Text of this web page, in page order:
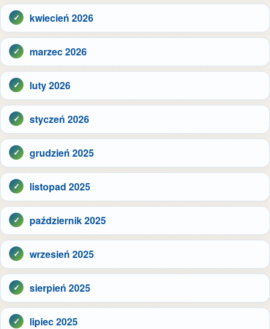
kwiecień 2026
marzec 2026
luty 2026
styczeń 2026
grudzień 2025
listopad 2025
październik 2025
wrzesień 2025
sierpień 2025
lipiec 2025